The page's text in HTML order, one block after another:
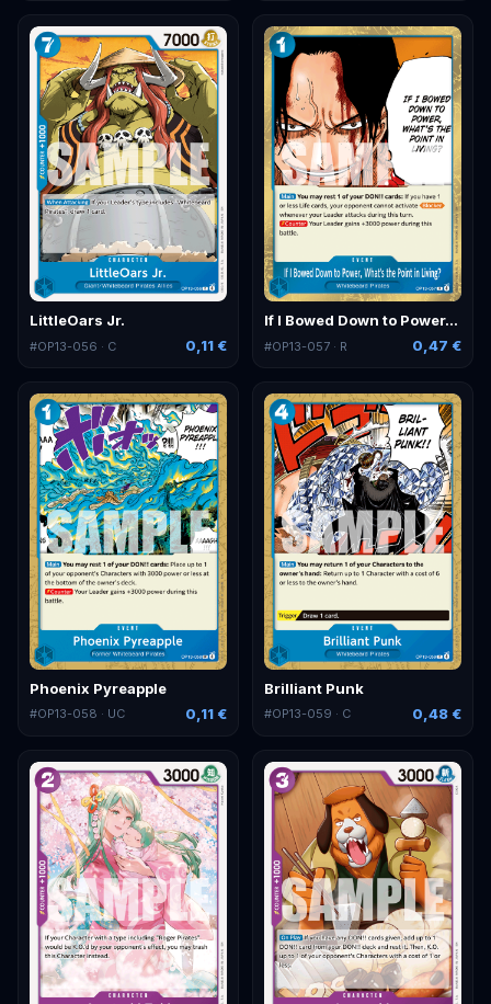
LittleOars Jr.
#OP13-056 · C 0,11 €
If I Bowed Down to Power, What's the Point in Living?
#OP13-057 · R 0,47 €
Phoenix Pyreapple
#OP13-058 · UC 0,11 €
Brilliant Punk
#OP13-059 · C 0,48 €